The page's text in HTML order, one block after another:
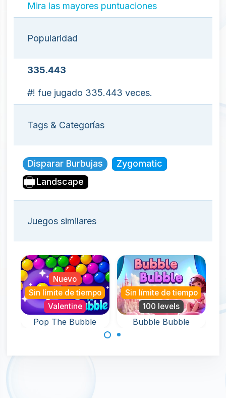
Mira las mayores puntuaciones
Popularidad
335.443
#! fue jugado 335.443 veces.
Tags & Categorías
Disparar Burbujas
Zygomatic
Landscape
Juegos similares
Pop The Bubble
Nuevo
Sin límite de tiempo
Valentine
Bubble Bubble
Sin límite de tiempo
100 levels